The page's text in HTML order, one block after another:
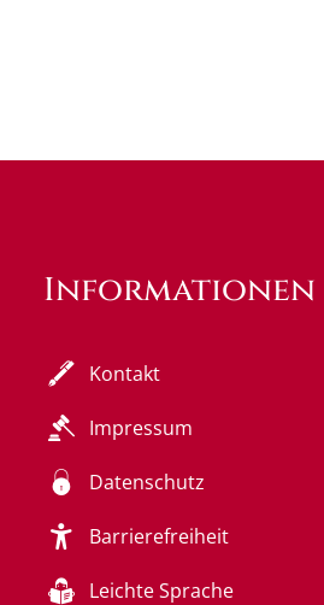
Informationen
Kontakt
Impressum
Datenschutz
Barrierefreiheit
Leichte Sprache